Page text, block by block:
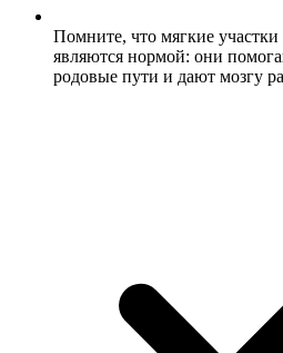
Помните, что мягкие
являются нормой: они
родовые пути и дают мозгу